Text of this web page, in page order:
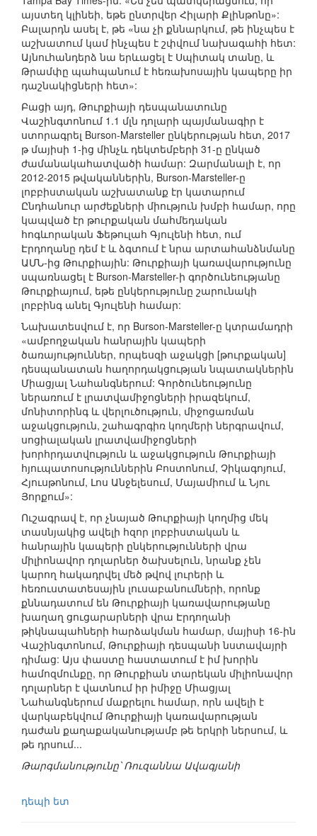
այստեղ կլինեի, եթե ընտրվեր Հիլարի Քլինթոնը»:
Բալարդն ասել է, թե «նա չի քննարկում, թե ինչպես է
աշխատում կամ ինչպես է շփվում նախագահի հետ:
Այնուհանդերձ նա երևացել է Սպիտակ տանը, և
Թրամփը պահպանում է հեռախոսային կապերը իր
դաշնակիցների հետ»:
Բացի այդ, Թուրքիայի դեսպանատունը
Վաշինգտոնում 1.1 մլն դոլարի պայմանագիր է
ստորագրել Burson-Marsteller ընկերության հետ, 2017
թ մայիսի 1-ից մինչև դեկտեմբերի 31-ը ընկած
ժամանակահատվածի համար: Զարմանալի է, որ
2012-2015 թվականներին, Burson-Marsteller-ը
լոբբիստական աշխատանք էր կատարում
Ընդհանուր արժեքների միություն խմբի համար, որը
կապված էր թուրքական մահմեդական
հոգևորական Ֆեթուլահ Գյուլենի հետ, ում
Էրդողանը դեմ է և ձգտում է նրա արտահանձնմանը
ԱՄՆ-ից Թուրքիային: Թուրքիայի կառավարությունը
սպառնացել է Burson-Marsteller-ի գործունեությանը
Թուրքիայում, եթե ընկերությունը շարունակի
լոբբինգ անել Գյուլենի համար:
Նախատեսվում է, որ Burson-Marsteller-ը կտրամադրի
«ամբողջական հանրային կապերի
ծառայություններ, որպեսզի աջակցի [թուրքական]
դեսպանատան հաղորդակցության նպատակներին
Միացյալ Նահանգներում: Գործունեությունը
ներառում է լրատվամիջոցների իրազեկում,
մոնիտորինգ և վերլուծություն, միջոցառման
աջակցություն, շահագրգիռ կողմերի ներգրավում,
սոցիալական լրատվամիջոցների
խորհրդատվություն և աջակցություն Թուրքիայի
հյուպատոսություններին Բոստոնում, Չիկագոյում,
Հյուսթոնում, Լոս Անջելեսում, Մայամիում և Նյու
Յորքում»:
Ուշագրավ է, որ չնայած Թուրքիայի կողմից մեկ
տասնյակից ավելի հզոր լոբբիստական և
հանրային կապերի ընկերությունների վրա
միլիոնավոր դոլարներ ծախսելուն, նրանք չեն
կարող հակադրվել մեծ թվով լուրերի և
հեռուստատեսային լուսաբանումների, որոնք
քննադատում են Թուրքիայի կառավարությանը
խաղաղ ցուցարարների վրա Էրդողանի
թիկնապահների հարձակման համար, մայիսի 16-ին
Վաշինգտոնում, Թուրքիայի դեսպանի նստավայրի
դիմաց: Այս փաստը հաստատում է իմ խորին
համոզմունքը, որ Թուրքիան տարեկան միլիոնավոր
դոլարներ է վատնում իր իմիջը Միացյալ
Նահանգներում մաքրելու համար, որն ավելի է
վարկաբեկվում Թուրքիայի կառավարության
դաժան քաղաքականությամբ թե երկրի ներսում, և
թե դրսում...
Թարգմանությունը՝ Ռուզաննա Ավագյանի
դեպի ետ